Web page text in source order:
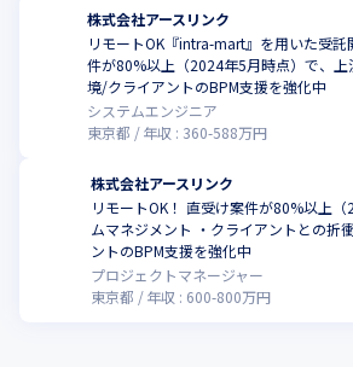
株式会社アースリンク
リモートOK『intra-mart』を用いた受
件が80%以上（2024年5月時点）で、
境/クライアントのBPM支援を強化中
システムエンジニア
東京都
年収 : 360-588万円
株式会社アースリンク
リモートOK！ 直受け案件が80%以上
ムマネジメント ・クライアントとの折
ントのBPM支援を強化中
プロジェクトマネージャー
東京都
年収 : 600-800万円